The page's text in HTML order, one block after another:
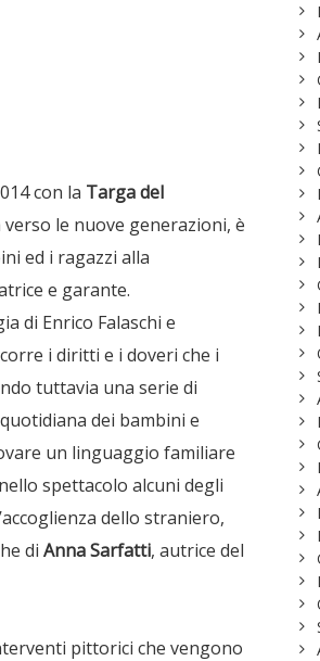
con la Targa del
le nuove generazioni, è
ed i ragazzi alla
e garante.
di Enrico Falaschi e
i diritti e i doveri che i
tuttavia una serie di
dei bambini e
un linguaggio familiare
spettacolo alcuni degli
dello straniero,
di Anna Sarfatti, autrice del
pittorici che vengono